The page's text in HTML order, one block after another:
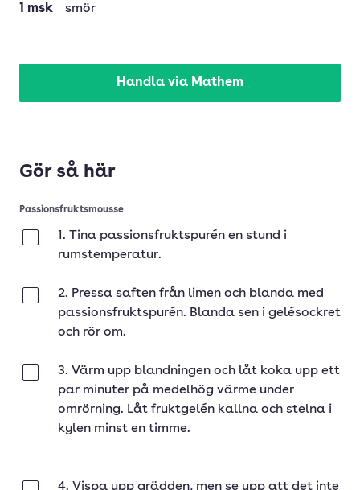
1 msk smör
Handla via Mathem
Gör så här
Passionsfruktsmousse
1. Tina passionsfruktspurén en stund i
rumstemperatur.
2. Pressa saften från limen och blanda med
passionsfruktspurén. Blanda sen i gelésockret
och rör om.
3. Värm upp blandningen och låt koka upp ett
par minuter på medelhög värme under
omrörning. Låt fruktgelén kallna och stelna i
kylen minst en timme.
4. Vispa upp grädden, men se upp att det inte